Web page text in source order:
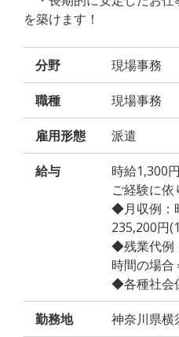
を築けます！
分野 現場事務
職種 現場事務
雇用形態 派遣
給与
時給1,300
ご経験に依
◆月収例：
235,200円
◆残業代例
時間の場合
◆各種社会
勤務地 神奈川県横